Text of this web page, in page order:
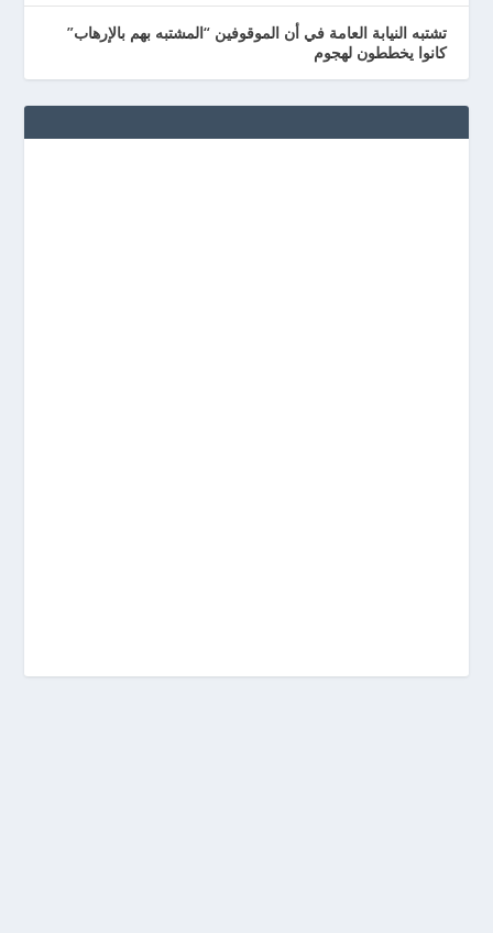
تشتبه النيابة العامة في أن الموقوفين “المشتبه بهم بالإرهاب”
كانوا يخططون لهجوم